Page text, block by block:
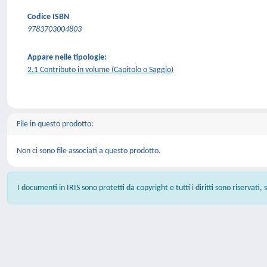
Codice ISBN
9783703004803
Appare nelle tipologie:
2.1 Contributo in volume (Capitolo o Saggio)
File in questo prodotto:
Non ci sono file associati a questo prodotto.
I documenti in IRIS sono protetti da copyright e tutti i diritti sono riservati,